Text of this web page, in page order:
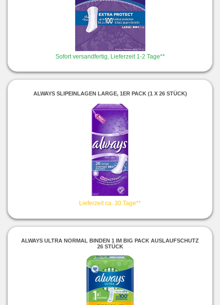
Sofort versandfertig, Lieferzeit 1-2 Tage**
ALWAYS SLIPEINLAGEN LARGE, 1ER PACK (1 X 26 STÜCK)
Lieferzeit ca. 30 Tage**
ALWAYS ULTRA NORMAL BINDEN 1 IM BIG PACK AUSLAUFSCHUTZ
26 STÜCK